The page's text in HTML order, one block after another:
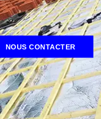
NOUS CONTACTER